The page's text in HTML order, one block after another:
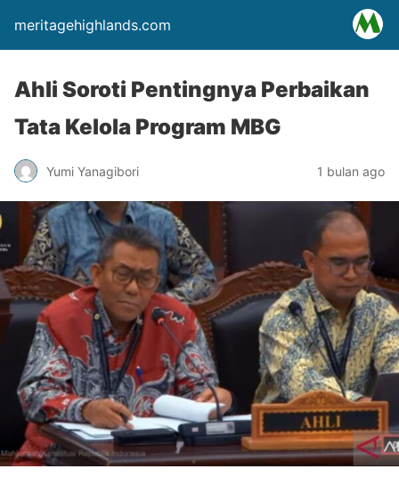
meritagehighlands.com
Ahli Soroti Pentingnya Perbaikan
Tata Kelola Program MBG
Yumi Yanagibori 1 bulan ago